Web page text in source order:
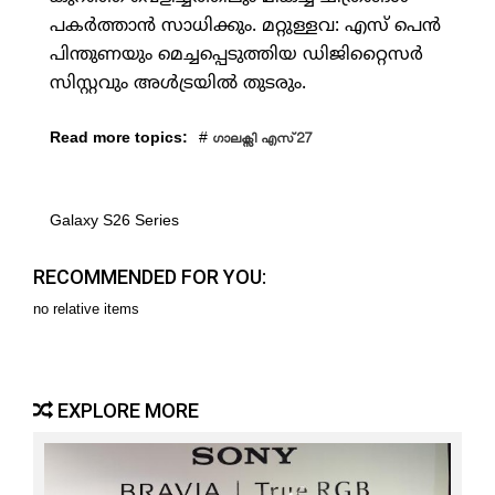
പകര്‍ത്താന്‍ സാധിക്കും. മറ്റുള്ളവ: എസ് പെന്‍
പിന്തുണയും മെച്ചപ്പെടുത്തിയ ഡിജിറ്റൈസര്‍
സിസ്റ്റവും അള്‍ട്രയില്‍ തുടരും.
Read more topics: # ഗാലക്സി എസ്27
Galaxy S26 Series
RECOMMENDED FOR YOU:
no relative items
EXPLORE MORE